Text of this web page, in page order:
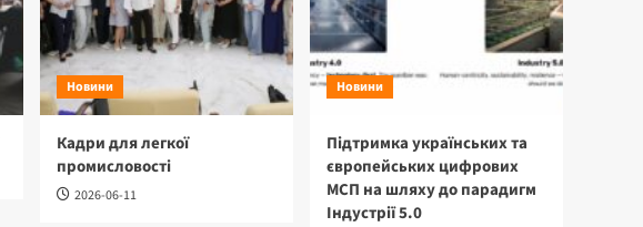
Новини
Кадри для легкої
промисловості
2026-06-11
Новини
Підтримка українських та
європейських цифрових
МСП на шляху до парадигм
Індустрії 5.0